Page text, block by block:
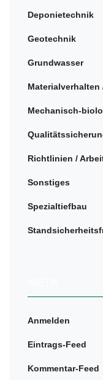
Deponietechnik
Geotechnik
Grundwasser
Mechanisch-
Richtlinien /
Sonstiges
Spezialtiefbau
Anmelden
Eintrags-Feed
Kommentar-Feed